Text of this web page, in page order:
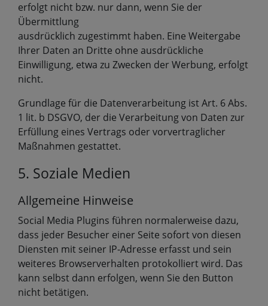
erfolgt nicht bzw. nur dann, wenn Sie der
Übermittlung
ausdrücklich zugestimmt haben. Eine Weitergabe
Ihrer Daten an Dritte ohne ausdrückliche
Einwilligung, etwa zu Zwecken der Werbung, erfolgt
nicht.
Grundlage für die Datenverarbeitung ist Art. 6 Abs.
1 lit. b DSGVO, der die Verarbeitung von Daten zur
Erfüllung eines Vertrags oder vorvertraglicher
Maßnahmen gestattet.
5. Soziale Medien
Allgemeine Hinweise
Social Media Plugins führen normalerweise dazu,
dass jeder Besucher einer Seite sofort von diesen
Diensten mit seiner IP-Adresse erfasst und sein
weiteres Browserverhalten protokolliert wird. Das
kann selbst dann erfolgen, wenn Sie den Button
nicht betätigen.